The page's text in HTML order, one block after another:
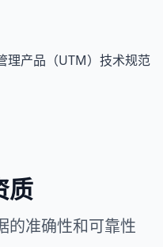
理产品（UTM）技术规范
质
的准确性和可靠性